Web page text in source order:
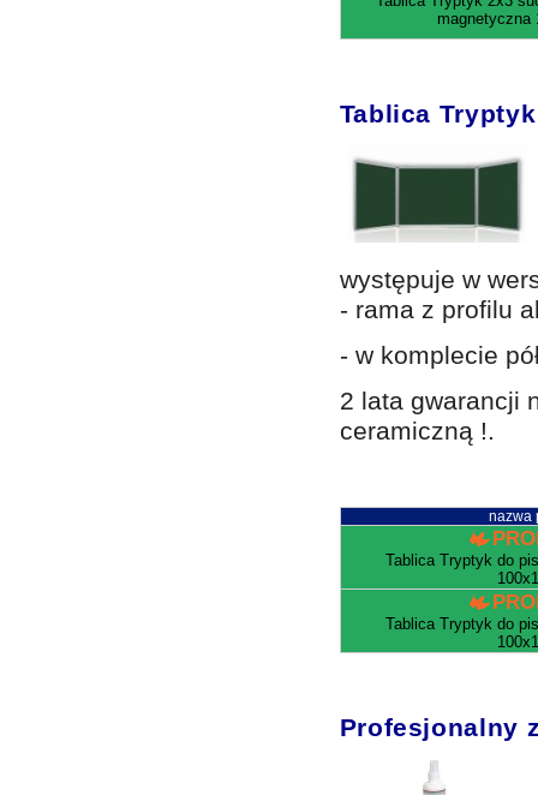
magnetyczna
Tablica
występuje w
- rama z profilu
- w komplecie
2 lata gwarancji
ceramiczną !.
nazwa
Tablica Tryptyk do
Tablica Tryptyk do
Profesjonalny